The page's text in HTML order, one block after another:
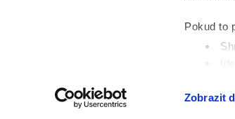
Pokud to
Zobrazit
Copyright © 2026 Alex®. Všechna práva